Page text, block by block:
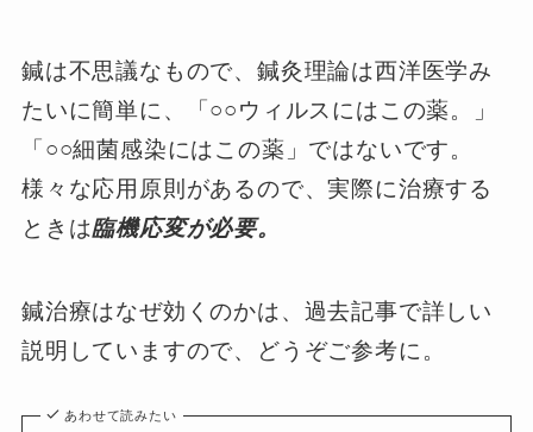
鍼は不思議なもので、鍼灸理論は西洋医学み
たいに簡単に、「○○ウィルスにはこの薬。」
「○○細菌感染にはこの薬」ではないです。
様々な応用原則があるので、実際に治療する
ときは臨機応変が必要。
鍼治療はなぜ効くのかは、過去記事で詳しい
説明していますので、どうぞご参考に。
あわせて読みたい